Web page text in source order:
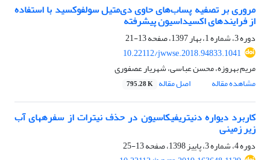
مروری بر تصفیه پساب‌های حاوی دی‌متیل ‌سولفوکسید با استفاده
از فرایند‌های اکسیداسیون پیشرفته
دوره 3، شماره 1، بهار 1397، صفحه
13-21
10.22112/jwwse.2018.94833.1041
مریم بهروزه، محسن عباسی، شهریار عصفوری
مشاهده مقاله
اصل مقاله 795.28 K
کاربرد دیواره دنیتریفیکاسیون در حذف نیترات از سفره‎های آب
زیر زمینی
دوره 4، شماره 3، پاییز 1398، صفحه
13-25